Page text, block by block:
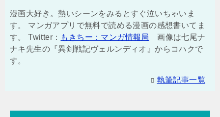
漫画大好き。熱いシーンをみるとすぐ泣いちゃいま
す。 マンガアプリで無料で読める漫画の感想書いてま
す。 Twitter： もきちー：マンガ情報局
画像は七尾ナ
ナキ先生の『異剣戦記ヴェルンディオ』からコハクで
す。
執筆記事一覧